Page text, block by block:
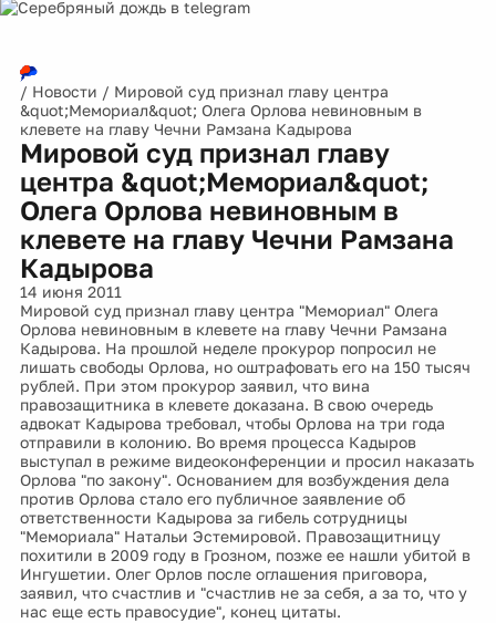
/ Новости / Мировой суд признал главу центра
&quot;Мемориал&quot; Олега Орлова невиновным в
клевете на главу Чечни Рамзана Кадырова
Мировой суд признал главу
центра &quot;Мемориал&quot;
Олега Орлова невиновным в
клевете на главу Чечни Рамзана
Кадырова
14 июня 2011
Мировой суд признал главу центра "Мемориал" Олега
Орлова невиновным в клевете на главу Чечни Рамзана
Кадырова. На прошлой неделе прокурор попросил не
лишать свободы Орлова, но оштрафовать его на 150 тысяч
рублей. При этом прокурор заявил, что вина
правозащитника в клевете доказана. В свою очередь
адвокат Кадырова требовал, чтобы Орлова на три года
отправили в колонию. Во время процесса Кадыров
выступал в режиме видеоконференции и просил наказать
Орлова "по закону". Основанием для возбуждения дела
против Орлова стало его публичное заявление об
ответственности Кадырова за гибель сотрудницы
"Мемориала" Натальи Эстемировой. Правозащитницу
похитили в 2009 году в Грозном, позже ее нашли убитой в
Ингушетии. Олег Орлов после оглашения приговора,
заявил, что счастлив и "счастлив не за себя, а за то, что у
нас еще есть правосудие", конец цитаты.